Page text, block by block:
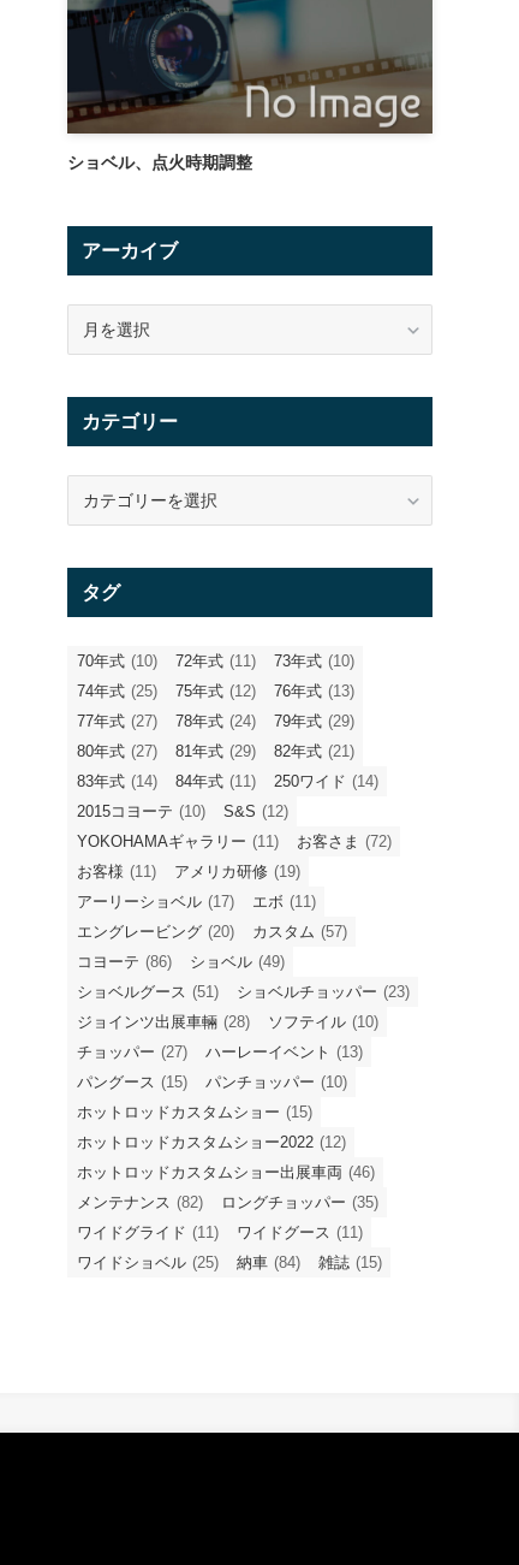
ショベル、点火時期調整
アーカイブ
イ
カテゴリー
リ
タグ
70年式 (10) 72年式 (11) 73年式 (10)
74年式 (25) 75年式 (12) 76年式 (13)
77年式 (27) 78年式 (24) 79年式 (29)
80年式 (27) 81年式 (29) 82年式 (21)
83年式 (14) 84年式 (11) 250ワイド (14)
2015コヨーテ (10) S&S (12)
YOKOHAMAギャラリー (11) お客さま (72)
お客様 (11) アメリカ研修 (19)
アーリーショベル (17) エボ (11)
エングレービング (20) カスタム (57)
コヨーテ (86) ショベル (49)
ショベルグース (51) ショベルチョッパー (23)
ジョインツ出展車輛 (28) ソフテイル (10)
チョッパー (27) ハーレーイベント (13)
パングース (15) パンチョッパー (10)
ホットロッドカスタムショー (15)
ホットロッドカスタムショー2022 (12)
ホットロッドカスタムショー出展車両 (46)
メンテナンス (82) ロングチョッパー (35)
ワイドグライド (11) ワイドグース (11)
ワイドショベル (25) 納車 (84) 雑誌 (15)